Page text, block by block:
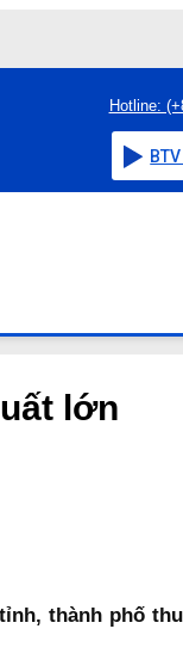
Hotline:
lớn
thành phố